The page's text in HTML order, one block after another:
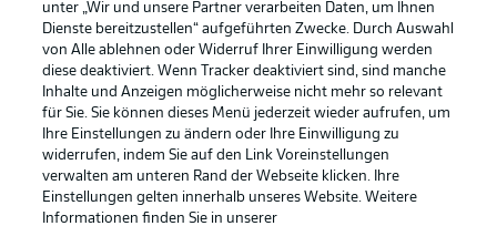
unter „Wir und unsere Partner verarbeiten Daten, um Ihnen
Dienste bereitzustellen“ aufgeführten Zwecke. Durch Auswahl
von Alle ablehnen oder Widerruf Ihrer Einwilligung werden
diese deaktiviert. Wenn Tracker deaktiviert sind, sind manche
Inhalte und Anzeigen möglicherweise nicht mehr so relevant
für Sie. Sie können dieses Menü jederzeit wieder aufrufen, um
Ihre Einstellungen zu ändern oder Ihre Einwilligung zu
widerrufen, indem Sie auf den Link Voreinstellungen
verwalten am unteren Rand der Webseite klicken. Ihre
Einstellungen gelten innerhalb unseres Website. Weitere
Informationen finden Sie in unserer